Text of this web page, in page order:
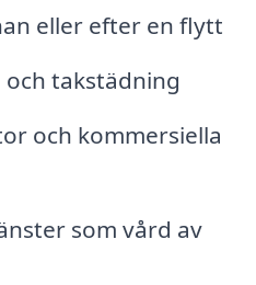
eller efter en flytt
takstädning
och kommersiella
som vård av